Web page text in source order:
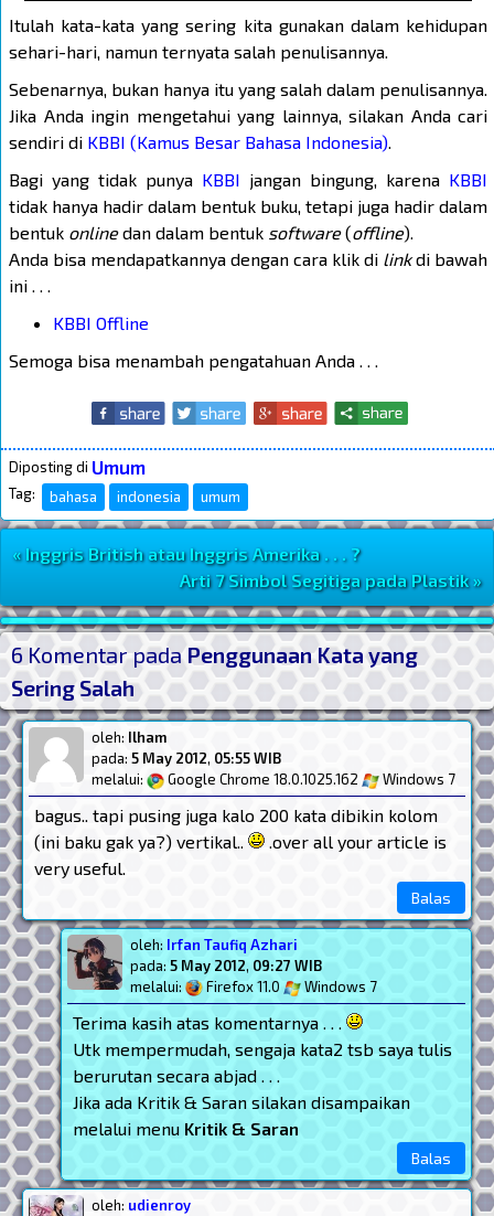
Itulah kata-kata yang sering kita gunakan dalam kehidupan
sehari-hari, namun ternyata salah penulisannya.
Sebenarnya, bukan hanya itu yang salah dalam penulisannya.
Jika Anda ingin mengetahui yang lainnya, silakan Anda cari
sendiri di KBBI (Kamus Besar Bahasa Indonesia).
Bagi yang tidak punya KBBI jangan bingung, karena KBBI
tidak hanya hadir dalam bentuk buku, tetapi juga hadir dalam
bentuk onlinedan dalam bentuk software(offline).
Anda bisa mendapatkannya dengan cara klik di linkdi bawah
ini . . .
KBBI Offline
Semoga bisa menambah pengatahuan Anda . . .
Diposting di Umum
Tag: bahasa indonesia umum
Navigasi Postingan
« Inggris British atau Inggris Amerika . . . ?
Arti 7 Simbol Segitiga pada Plastik »
Post Widget
6 Komentar padaPenggunaan Kata yang
Sering Salah
oleh: Ilham
pada: 5 May 2012, 05:55 WIB
melalui:
Google Chrome 18.0.1025.162 Windows 7
bagus.. tapi pusing juga kalo 200 kata dibikin kolom
(ini baku gak ya?) vertikal..
.over all your article is
very useful.
Balas
oleh: Irfan Taufiq Azhari
pada: 5 May 2012, 09:27 WIB
melalui:
Firefox 11.0 Windows 7
Terima kasih atas komentarnya . . .
Utk mempermudah, sengaja kata2 tsb saya tulis
berurutan secara abjad . . .
Jika ada Kritik & Saran silakan disampaikan
melalui menu Kritik & Saran
Balas
oleh: udienroy